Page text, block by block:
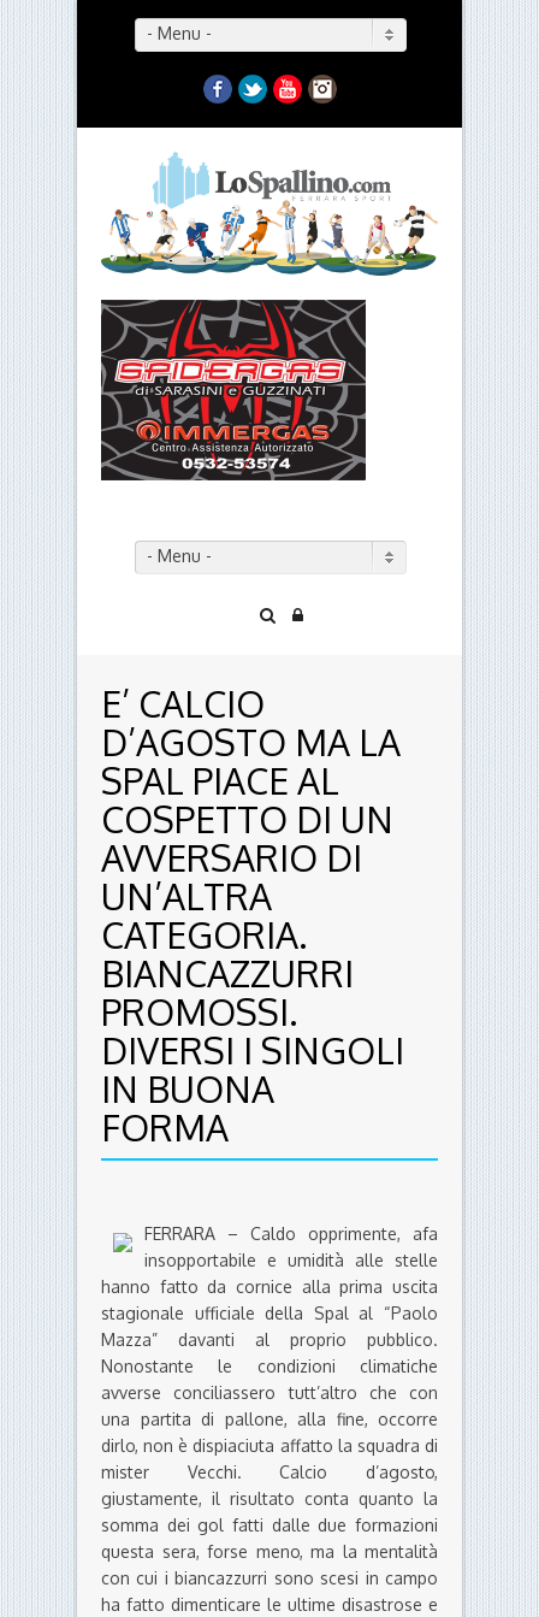
- Menu -
Facebook
TwitterYouTubeInstagram
- Menu -
E’ CALCIO
D’AGOSTO MA LA
SPAL PIACE AL
COSPETTO DI UN
AVVERSARIO DI
UN’ALTRA
CATEGORIA.
BIANCAZZURRI
PROMOSSI.
DIVERSI I SINGOLI
IN BUONA
FORMA
FERRARA – Caldo opprimente, afa
insopportabile e umidità alle stelle
hanno fatto da cornice alla prima uscita
stagionale ufficiale della Spal al “Paolo
Mazza” davanti al proprio pubblico.
Nonostante le condizioni climatiche
avverse conciliassero tutt’altro che con
una partita di pallone, alla fine, occorre
dirlo, non è dispiaciuta affatto la squadra di
mister Vecchi. Calcio d’agosto,
giustamente, il risultato conta quanto la
somma dei gol fatti dalle due formazioni
questa sera, forse meno, ma la mentalità
con cui i biancazzurri sono scesi in campo
ha fatto dimenticare le ultime disastrose e